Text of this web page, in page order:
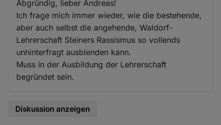
Abgründig, lieber Andreas!
Ich frage mich immer wieder, wie die bestehende,
aber auch selbst die angehende, Waldorf-
Lehrerschaft Steiners Rassismus so vollends
unhinterfragt ausblenden kann.
Muss in der Ausbildung der Lehrerschaft
begründet sein.
Diskussion anzeigen